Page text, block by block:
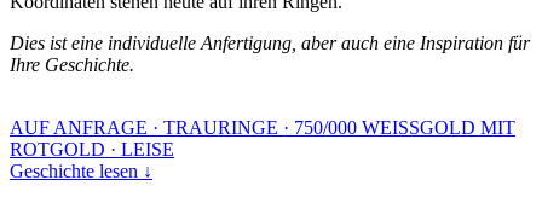
Dies ist eine individuelle Anfertigung, aber auch eine Inspiration für
Ihre Geschichte.
AUF ANFRAGE · TRAURINGE · 750/000 WEISSGOLD MIT
ROTGOLD · LEISE
Geschichte lesen ↓